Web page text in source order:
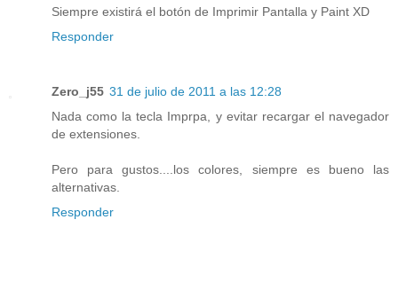
Siempre existirá el botón de Imprimir Pantalla y Paint XD
Responder
Zero_j55 31 de julio de 2011 a las 12:28
Nada como la tecla Imprpa, y evitar recargar el navegador
de extensiones.
Pero para gustos....los colores, siempre es bueno las
alternativas.
Responder